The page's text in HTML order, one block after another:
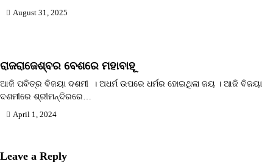
August 31, 2025
ରାଜରାଜେଶ୍ବର ବେଶରେ ମହାବାହୂ
ଆଜି ପବିତ୍ର ବିଜୟା ଦଶମୀ । ଅଧର୍ମ ଉପରେ ଧର୍ମର ହୋଇଥିଲା ଜୟ । ଆଜି ବିଜୟା
ଦଶମୀରେ ଶ୍ରୀମନ୍ଦିରରେ…
April 1, 2024
Leave a Reply